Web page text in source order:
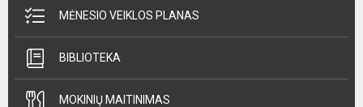
MĖNESIO VEIKLOS PLANAS
BIBLIOTEKA
MOKINIŲ MAITINIMAS